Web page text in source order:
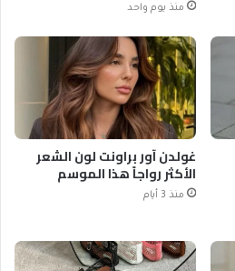
منذ يوم واحد
غولدن آور براونت لون الشعر
الأكثر رواجاً هذا الموسم
منذ 3 أيام